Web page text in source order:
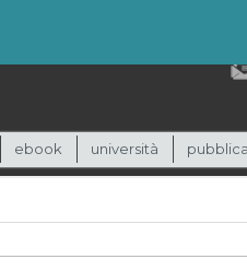
ebook università